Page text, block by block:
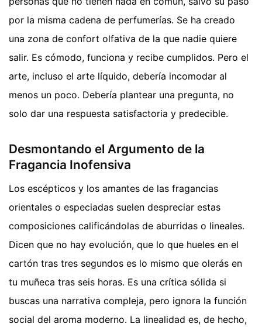
por la misma cadena de perfumerías. Se ha creado
una zona de confort olfativa de la que nadie quiere
salir. Es cómodo, funciona y recibe cumplidos. Pero el
arte, incluso el arte líquido, debería incomodar al
menos un poco. Debería plantear una pregunta, no
solo dar una respuesta satisfactoria y predecible.
Desmontando el Argumento de la
Fragancia Inofensiva
Los escépticos y los amantes de las fragancias
orientales o especiadas suelen despreciar estas
composiciones calificándolas de aburridas o lineales.
Dicen que no hay evolución, que lo que hueles en el
cartón tras tres segundos es lo mismo que olerás en
tu muñeca tras seis horas. Es una crítica sólida si
buscas una narrativa compleja, pero ignora la función
social del aroma moderno. La linealidad es, de hecho,